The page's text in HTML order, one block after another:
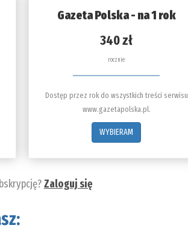
Gazeta Polska - na 1 rok
340 zł
rocznie
Dostęp przez rok do wszystkich treści serwisu
www.gazetapolska.pl.
WYBIERAM
Zaloguj się